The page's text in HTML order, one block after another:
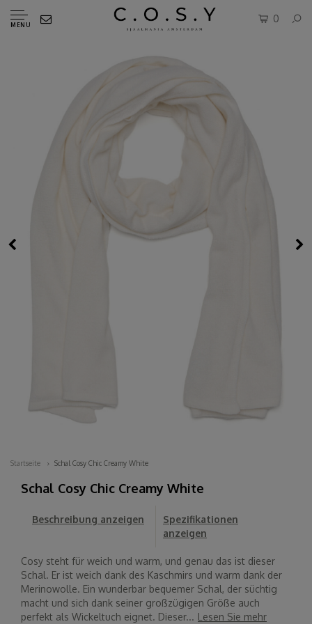
MENU
0
Startseite Schal Cosy Chic Creamy White
Schal Cosy Chic Creamy White
Beschreibung anzeigen
Spezifikationen
anzeigen
Cosy steht für weich und warm, und genau das ist dieser
Schal. Er ist weich dank des Kaschmirs und warm dank der
Merinowolle. Ein wunderbar bequemer Schal, der süchtig
macht und sich dank seiner großzügigen Größe auch
perfekt als Wickeltuch eignet. Dieser... Lesen Sie mehr